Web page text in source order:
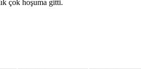
çok hoşuma gitti.